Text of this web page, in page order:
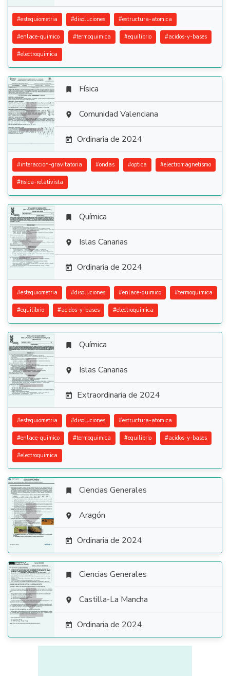
#estequiometria #disoluciones #estructura-atomica
#enlace-quimico #termoquimica #equilibrio #acidos-y-bases
#electroquimica

 Física
 Comunidad Valenciana
 Ordinaria de 2024
#interaccion-gravitatoria #ondas #optica #electromagnetismo
#fisica-relativista

 Química
 Islas Canarias
 Ordinaria de 2024
#estequiometria #disoluciones #enlace-quimico #termoquimica
#equilibrio #acidos-y-bases #electroquimica

 Química
 Islas Canarias
 Extraordinaria de 2024
#estequiometria #disoluciones #estructura-atomica
#enlace-quimico #termoquimica #equilibrio #acidos-y-bases
#electroquimica

 Ciencias Generales
 Aragón
 Ordinaria de 2024

 Ciencias Generales
 Castilla-La Mancha
 Ordinaria de 2024